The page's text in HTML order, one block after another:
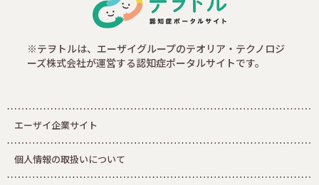
※テヲトルは、エーザイグループのテオリア・テクノロジ
ーズ株式会社が運営する認知症ポータルサイトです。
エーザイ企業サイト
個人情報の取扱いについて